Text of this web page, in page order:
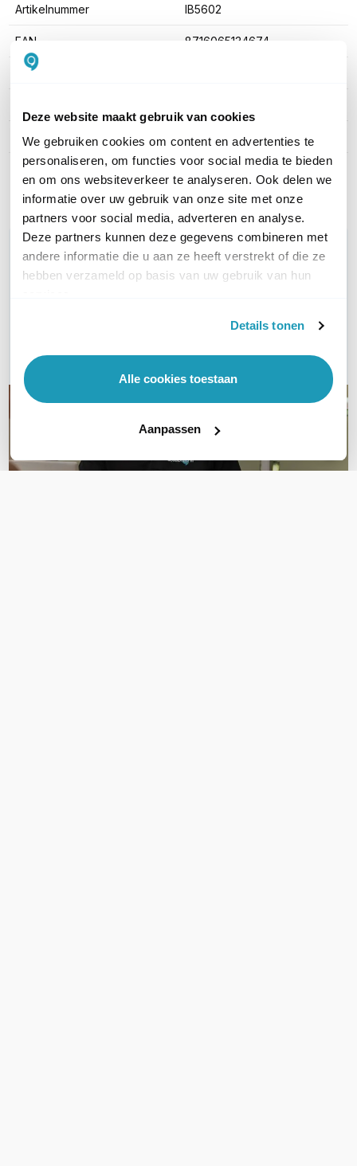
Deze website maakt gebruik van cookies
We gebruiken cookies om content en advertenties te
personaliseren, om functies voor social media te bieden
en om ons websiteverkeer te analyseren. Ook delen we
informatie over uw gebruik van onze site met onze
partners voor social media, adverteren en analyse.
Deze partners kunnen deze gegevens combineren met
andere informatie die u aan ze heeft verstrekt of die ze
hebben verzameld op basis van uw gebruik van hun
Details tonen
Alle cookies toestaan
Aanpassen
Artikelnummer IB5602
EAN 8716065134674
Kabel lengte
Kleur Blauw
Toon meer
WIL JIJ ADVIES OP MAAT?
Vraag het onze experts!